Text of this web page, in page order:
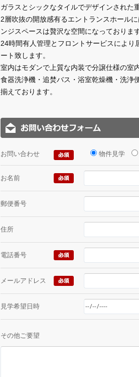
ガラスとシックなタイルでデザインされた
2層吹抜の開放感有るエントランスホール
ンジスペースは贅沢な空間になっております
24時間有人管理とフロントサービスにより
ート致します。
室内はモダンで上質な内装で分譲仕様の室
食器洗浄機・追焚バス・浴室乾燥機・洗浄
揃えております。
お問い合わせ 物件見学
お名前
郵便番号
住所
電話番号
メールアドレス
見学希望日時
その他ご要望